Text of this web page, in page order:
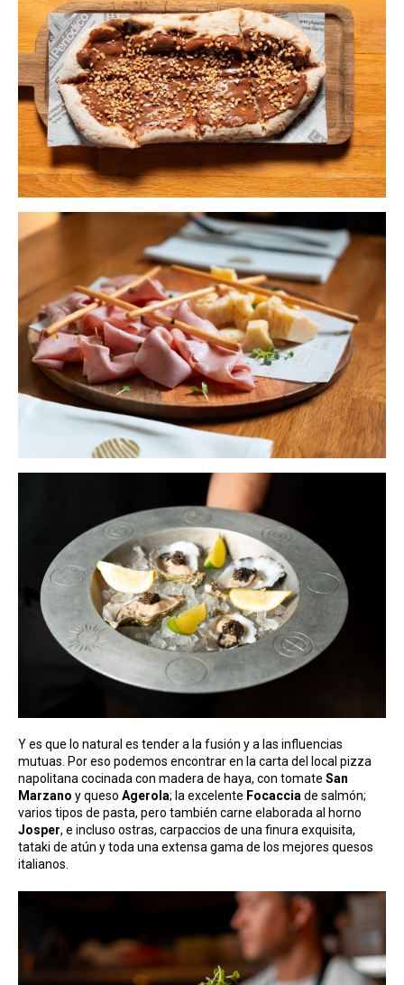
Y es que lo natural es tender a la fusión y a las influencias
mutuas. Por eso podemos encontrar en la carta del local pizza
napolitana cocinada con madera de haya, con tomate San
Marzano y queso Agerola; la excelente Focaccia de salmón;
varios tipos de pasta, pero también carne elaborada al horno
Josper, e incluso ostras, carpaccios de una finura exquisita,
tataki de atún y toda una extensa gama de los mejores quesos
italianos.